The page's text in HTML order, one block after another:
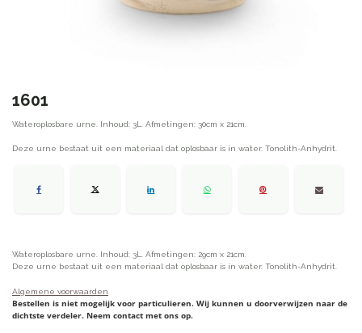
1601
Wateroplosbare urne. Inhoud: 3L. Afmetingen: 30cm x 21cm.
Deze urne bestaat uit een materiaal dat oplosbaar is in water. Tonolith-Anhydrit.
Wateroplosbare urne. Inhoud: 3L. Afmetingen: 29cm x 21cm.
Deze urne bestaat uit een materiaal dat oplosbaar is in water. Tonolith-Anhydrit.
Algemene voorwaarden
Bestellen is niet mogelijk voor particulieren. Wij kunnen u doorverwijzen naar de
dichtste verdeler. Neem contact met ons op.